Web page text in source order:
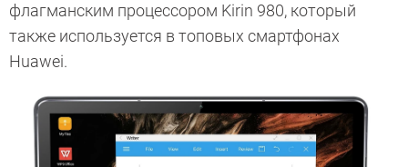
флагманским процессором Kirin 980, который
также используется в топовых смартфонах
Huawei.